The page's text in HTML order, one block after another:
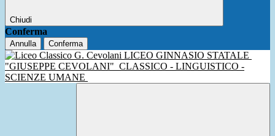
Chiudi
Conferma
Annulla Conferma
LICEO GINNASIO STATALE
"GIUSEPPE CEVOLANI" CLASSICO - LINGUISTICO -
SCIENZE UMANE